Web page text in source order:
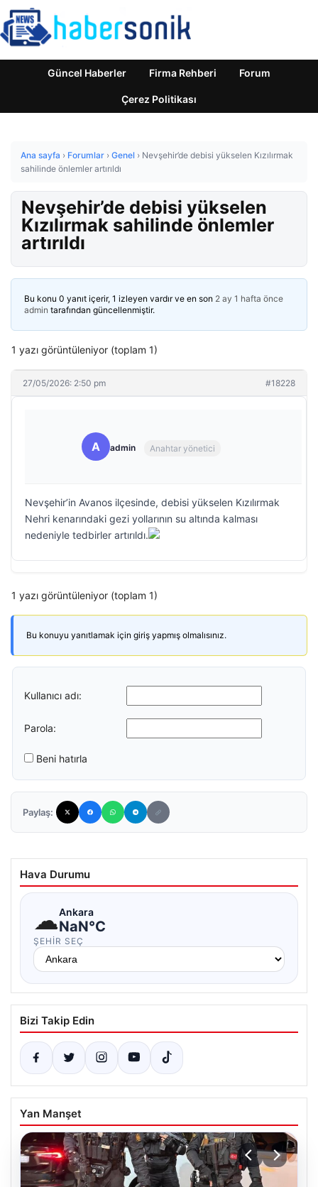
Güncel Haberler Firma Rehberi Forum
Çerez Politikası
Ana sayfa › Forumlar › Genel › Nevşehir’de debisi yükselen Kızılırmak
sahilinde önlemler artırıldı
Nevşehir’de debisi yükselen
Kızılırmak sahilinde önlemler
artırıldı
Bu konu 0 yanıt içerir, 1 izleyen vardır ve en son 2 ay 1 hafta önce
admin tarafından güncellenmiştir.
1 yazı görüntüleniyor (toplam 1)
27/05/2026: 2:50 pm #18228
A admin Anahtar yönetici
Nevşehir’in Avanos ilçesinde, debisi yükselen Kızılırmak
Nehri kenarındaki gezi yollarının su altında kalması
nedeniyle tedbirler artırıldı.
1 yazı görüntüleniyor (toplam 1)
Bu konuyu yanıtlamak için giriş yapmış olmalısınız.
Kullanıcı adı:
Parola:
Beni hatırla
Paylaş:
Hava Durumu
☁Ankara
NaN°C
ŞEHIR SEÇ
Bizi Takip Edin
Yan Manşet